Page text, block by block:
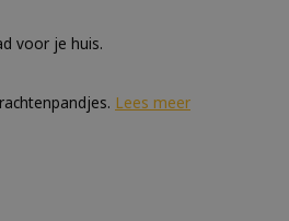
voor je huis.
Lees meer